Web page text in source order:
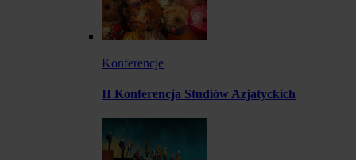
Konferencje
II Konferencja Studiów Azjatyckich